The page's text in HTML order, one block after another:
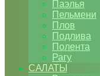
Паэлья
Пельмени
Плов
Подлива
Полента
Рагу
САЛАТЫ